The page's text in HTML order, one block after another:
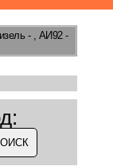
- , АИ92 -